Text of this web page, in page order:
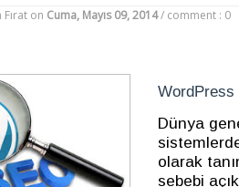
on Cuma, Mayıs 09, 2014 / comment : 0
WordPress
Dünya
olarak
sebebi